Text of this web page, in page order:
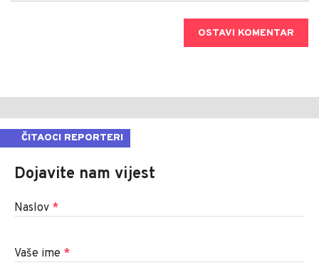
OSTAVI KOMENTAR
ČITAOCI REPORTERI
Dojavite nam vijest
Naslov *
Vaše ime *